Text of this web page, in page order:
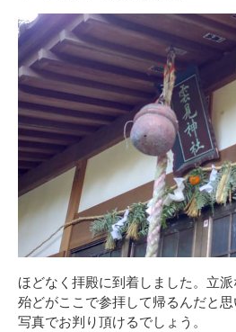
ほどなく拝殿に到着しました。立
殆どがここで参拝して帰るんだと
写真でお判り頂けるでしょう。